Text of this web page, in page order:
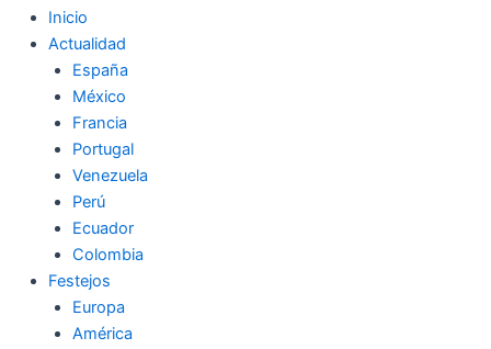
Inicio
Actualidad
España
México
Francia
Portugal
Venezuela
Perú
Ecuador
Colombia
Festejos
Europa
América